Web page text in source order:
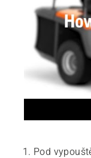
Pod